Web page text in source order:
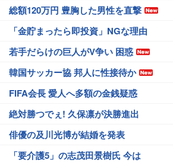
総額120万円 豊胸した男性を直撃
「金貯まったら即投資」NGな理由
若手だらけの巨人がV争い 困惑
韓国サッカー協 邦人に性接待か
FIFA会長 愛人へ多額の金銭疑惑
絶対勝つでぇ! 久保凛が決勝進出
俳優の及川光博が結婚を発表
「要介護5」の志茂田景樹氏 今は